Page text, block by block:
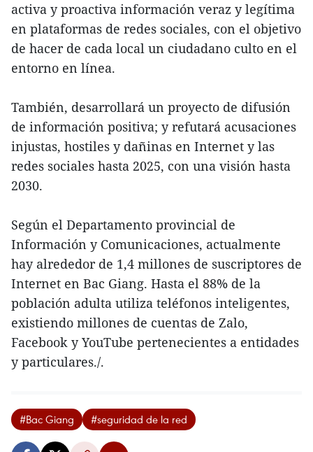
activa y proactiva información veraz y legítima
en plataformas de redes sociales, con el objetivo
de hacer de cada local un ciudadano culto en el
entorno en línea.
También, desarrollará un proyecto de difusión
de información positiva; y refutará acusaciones
injustas, hostiles y dañinas en Internet y las
redes sociales hasta 2025, con una visión hasta
2030.
Según el Departamento provincial de
Información y Comunicaciones, actualmente
hay alrededor de 1,4 millones de suscriptores de
Internet en Bac Giang. Hasta el 88% de la
población adulta utiliza teléfonos inteligentes,
existiendo millones de cuentas de Zalo,
Facebook y YouTube pertenecientes a entidades
y particulares./.
#Bac Giang #seguridad de la red